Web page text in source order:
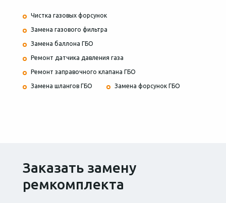
Чистка газовых форсунок
Замена газового фильтра
Замена баллона ГБО
Ремонт датчика давления газа
Ремонт заправочного клапана ГБО
Замена шлангов ГБО Замена форсунок ГБО
Заказать замену
ремкомплекта